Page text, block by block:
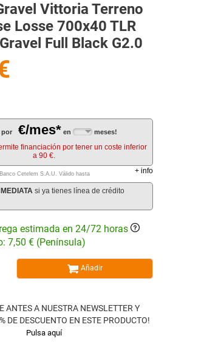
Vittoria Terreno
Losse 700x40 TLR
Full Black G2.0
por €/mes* en meses!
financiación por tener un coste inferior
a 90 €.
Cetelem S.A.U. Válido hasta + info
si ya tienes línea de crédito
estimada en 24/72 horas
7,50 € (Península)
Añadir
ANTES A NUESTRA NEWSLETTER Y
DE DESCUENTO EN ESTE PRODUCTO!
Pulsa aquí